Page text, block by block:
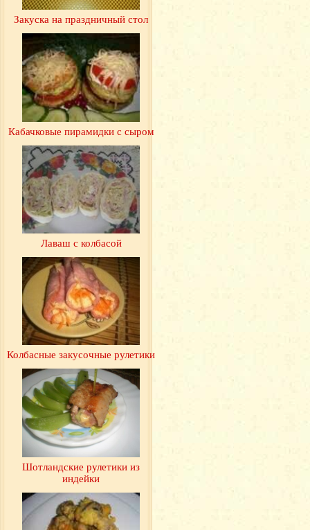
Закуска на праздничный стол
Кабачковые пирамидки с сыром
Лаваш с колбасой
Колбасные закусочные рулетики
Шотландские рулетики из
индейки